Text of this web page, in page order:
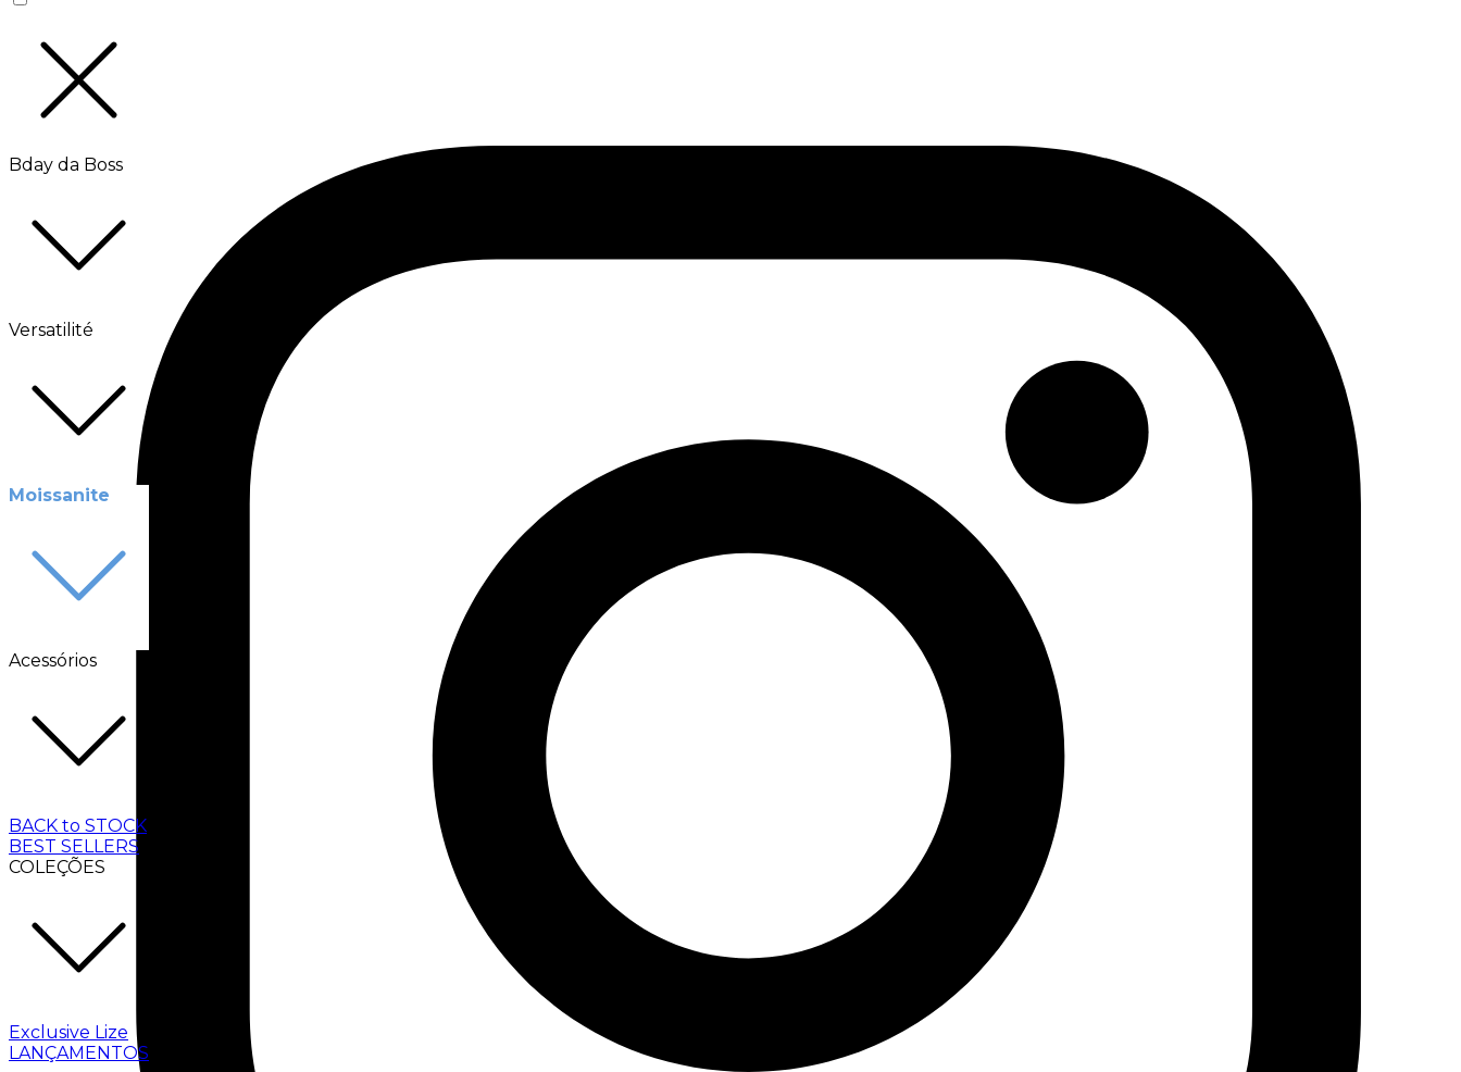
Bday da Boss
Versatilité
Moissanite
Acessórios
BACK to STOCK
BEST SELLERS
COLEÇÕES
Exclusive Lize
LANÇAMENTOS